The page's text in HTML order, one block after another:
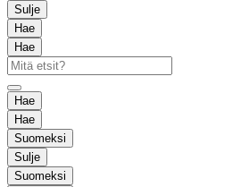
Sulje
Hae
Hae
Hae
Hae
Suomeksi
Sulje
Suomeksi